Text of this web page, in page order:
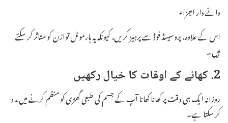
دانے دار اجزاء
اس کے علاوہ، پروسیسڈ فوڈ سے پرہیز کریں، کیونکہ یہ ہارمونل توازن کو متاثر کر سکتے
ہیں۔
2. کھانے کے اوقات کا خیال رکھیں
روزانہ ایک ہی وقت پر کھانا کھانا آپ کے جسم کی طبعی گھڑی کو منظم کرنے میں مدد
کر سکتا ہے۔